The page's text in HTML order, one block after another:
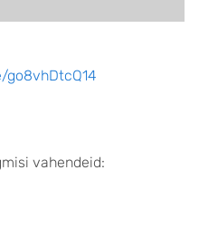
vahendeid: